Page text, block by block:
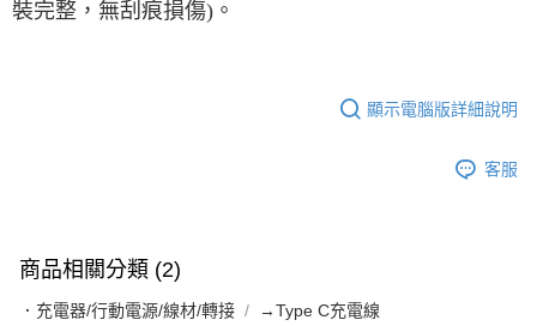
裝完整，無刮痕損傷)。
顯示電腦版詳細說明
客服
商品相關分類 (2)
．充電器/行動電源/線材/轉接 →Type C充電線